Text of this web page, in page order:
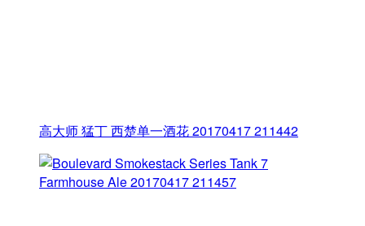
高大师 猛丁 西楚单一酒花 20170417 211442